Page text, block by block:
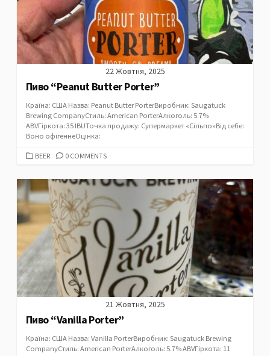
22 Жовтня, 2025
Пиво “Peanut Butter Porter”
Країна: США Назва: Peanut Butter PorterВиробник: Saugatuck
Brewing CompanyСтиль: American PorterАлкоголь: 5.7%
ABVГіркота: 35 IBUТочка продажу: Супермаркет «Сільпо»Від себе:
Воно офігеннеОцінка:
CATEGORIES
BEER 0 COMMENTS
21 Жовтня, 2025
Пиво “Vanilla Porter”
Країна: США Назва: Vanilla PorterВиробник: Saugatuck Brewing
CompanyСтиль: American PorterАлкоголь: 5.7% ABVГіркота: 11